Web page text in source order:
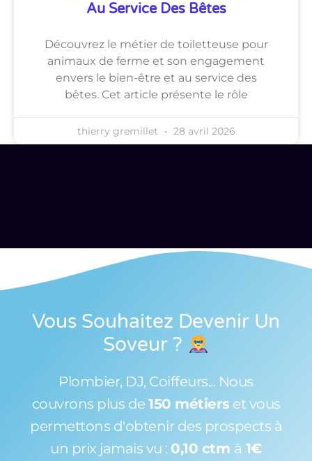
Au Service Des Bêtes
Découvrez le métier de toiletteuse pour
animaux de ferme et son engagement
envers le bien-être et au service des
bêtes. Cet article présente le rôle
thierry gremillet 28 avril 2026
Vous Souhaitez Devenir Un
Soveur ?
Plombier, DJ, Coiffeurs... Nous
couvrons plus de 150 métiers et vous
permettons d'obtenir des prospects à
un prix jamais vu : 0,10 ctm à 1€